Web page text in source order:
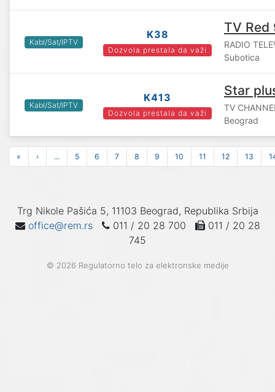
Kabl/Sat/IPTV
K38
Dozvola prestala da važi
TV Red
RADIO
Subotica
Kabl/Sat/IPTV
K413
Dozvola prestala da važi
Star
TV
Beograd
« ‹ ... 5 6 7 8 9 10 11 12 13
Trg Nikole Pašića 5, 11103 Beograd, Republika Srbija
office@rem.rs
011 / 20 28 700
011 / 20 28
745
© 2026 Regulatorno telo za elektronske medije